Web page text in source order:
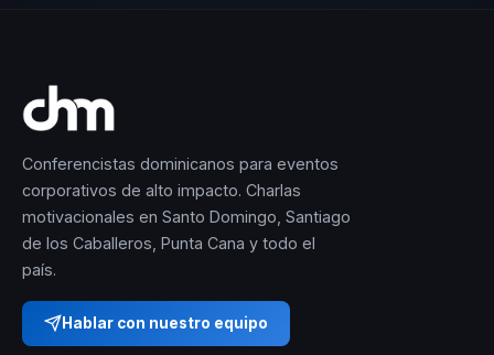
Conferencistas dominicanos para eventos
corporativos de alto impacto. Charlas
motivacionales en Santo Domingo, Santiago
de los Caballeros, Punta Cana y todo el
país.
Hablar con nuestro equipo